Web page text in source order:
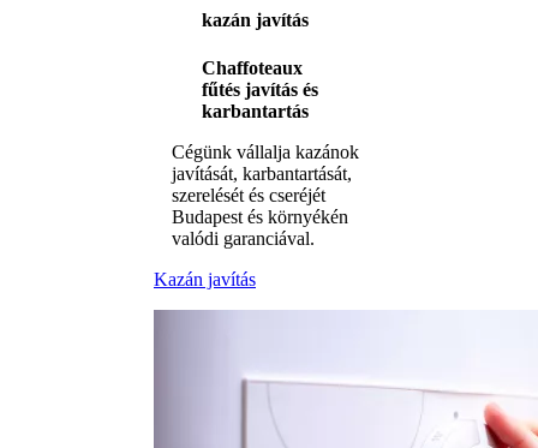
kazán javítás
Chaffoteaux
fűtés javítás és
karbantartás
Cégünk vállalja kazánok
javítását, karbantartását,
szerelését és cseréjét
Budapest és környékén
valódi garanciával.
Kazán javítás